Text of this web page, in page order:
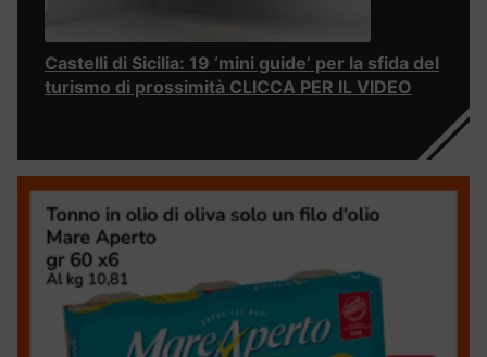
Castelli di Sicilia: 19 ‘mini guide’ per la sfida del
turismo di prossimità CLICCA PER IL VIDEO